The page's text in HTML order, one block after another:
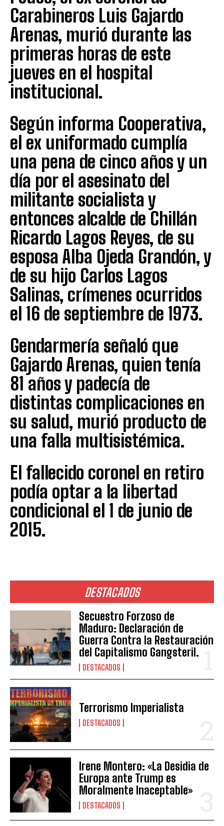
DESTACADOS
Secuestro Forzoso de
Maduro: Declaración de
Guerra Contra la Restauración
del Capitalismo Gangsteril.
DESTACADOS
Terrorismo Imperialista
DESTACADOS
Irene Montero: «La Desidia de
Europa ante Trump es
Moralmente Inaceptable»
DESTACADOS
Carabineros Luis Gajardo
Arenas, murió durante las
primeras horas de este
jueves en el hospital
institucional.
Según informa Cooperativa,
el ex uniformado cumplía
una pena de cinco años y un
día por el asesinato del
militante socialista y
entonces alcalde de Chillán
Ricardo Lagos Reyes, de su
esposa Alba Ojeda Grandón, y
de su hijo Carlos Lagos
Salinas, crímenes ocurridos
el 16 de septiembre de 1973.
Gendarmería señaló que
Gajardo Arenas, quien tenía
81 años y padecía de
distintas complicaciones en
su salud, murió producto de
una falla multisistémica.
El fallecido coronel en retiro
podía optar a la libertad
condicional el 1 de junio de
2015.